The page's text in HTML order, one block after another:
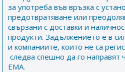
за употреба във връзка с
предотвратяване или
свързани с доставки и
продукти. Задължението е в
и компаниите, които не са
следва спешно да го направят
EMA.